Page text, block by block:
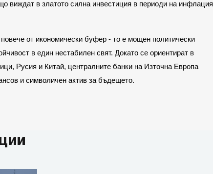
виждат в златото силна инвестиция в периоди на инфлация
от икономически буфер - то е мощен политически
в един нестабилен свят. Докато се ориентират в
Русия и Китай, централните банки на Източна Европа
и символичен актив за бъдещето.